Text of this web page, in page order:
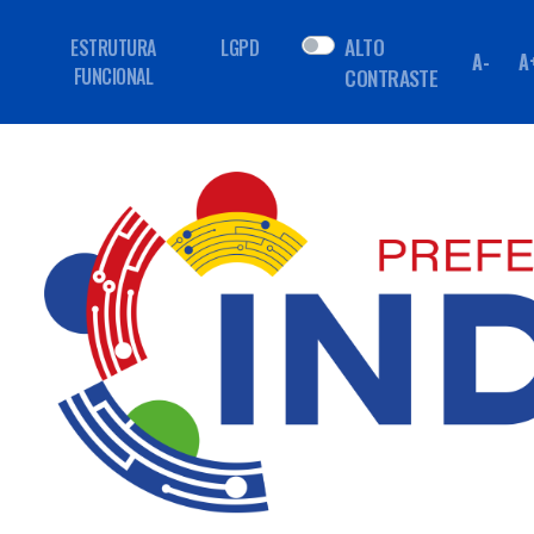
ESTRUTURA
FUNCIONAL
LGPD
ALTO
CONTRASTE
A-